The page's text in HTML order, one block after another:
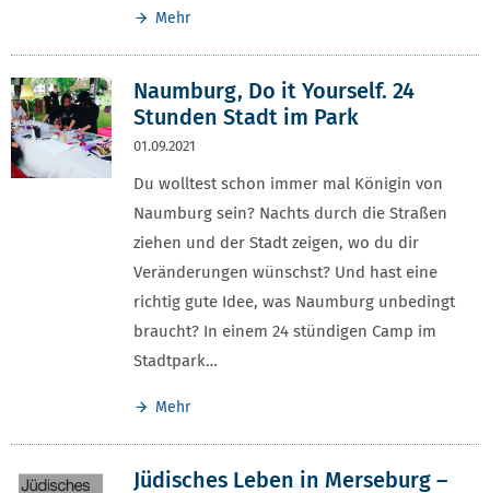
Mehr
Naumburg, Do it Yourself. 24
Stunden Stadt im Park
01.09.2021
Du wolltest schon immer mal Königin von
Naumburg sein? Nachts durch die Straßen
ziehen und der Stadt zeigen, wo du dir
Veränderungen wünschst? Und hast eine
richtig gute Idee, was Naumburg unbedingt
braucht? In einem 24 stündigen Camp im
Stadtpark…
Mehr
Jüdisches Leben in Merseburg –